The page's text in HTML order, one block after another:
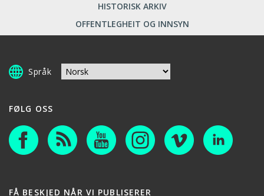
HISTORISK ARKIV
OFFENTLEGHEIT OG INNSYN
Språk
FØLG OSS
FÅ BESKJED NÅR VI PUBLISERER